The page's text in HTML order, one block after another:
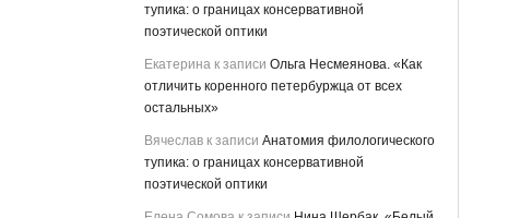
тупика: о границах консервативной
поэтической оптики
Екатеринак записи Ольга Несмеянова. «Как
отличить коренного петербуржца от всех
остальных»
Вячеславк записи Анатомия филологического
тупика: о границах консервативной
поэтической оптики